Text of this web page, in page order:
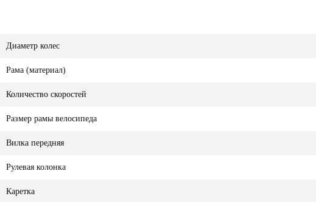
Диаметр колес
Рама (материал)
Количество скоростей
Размер рамы велосипеда
Вилка передняя
Рулевая колонка
Каретка